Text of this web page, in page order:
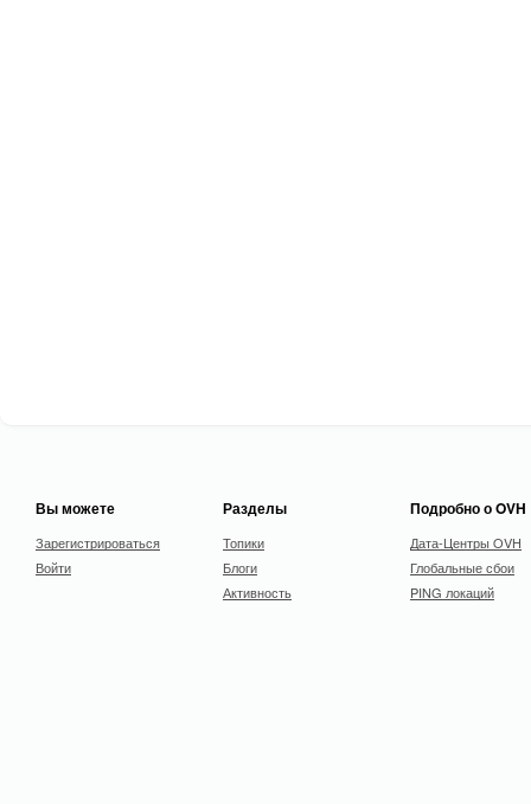
Вы можете
Зарегистрироваться
Войти
Разделы
Топики
Блоги
Активность
Подробно о OVH
Дата-Центры OVH
Глобальные сбои
PING локаций